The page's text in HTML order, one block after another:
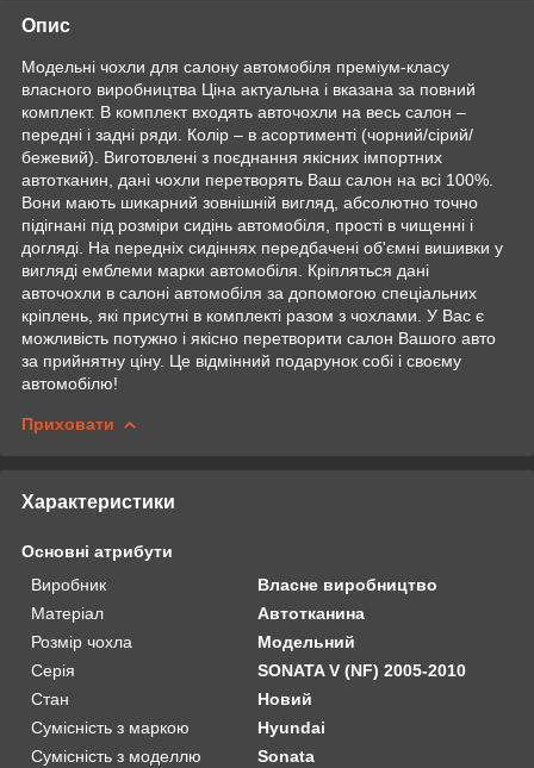
Опис
Модельні чохли для салону автомобіля преміум-класу
власного виробництва Ціна актуальна і вказана за повний
комплект. В комплект входять авточохли на весь салон –
передні і задні ряди. Колір – в асортименті (чорний/сірий/
бежевий). Виготовлені з поєднання якісних імпортних
автотканин, дані чохли перетворять Ваш салон на всі 100%.
Вони мають шикарний зовнішній вигляд, абсолютно точно
підігнані під розміри сидінь автомобіля, прості в чищенні і
догляді. На передніх сидіннях передбачені об'ємні вишивки у
вигляді емблеми марки автомобіля. Кріпляться дані
авточохли в салоні автомобіля за допомогою спеціальних
кріплень, які присутні в комплекті разом з чохлами. У Вас є
можливість потужно і якісно перетворити салон Вашого авто
за прийнятну ціну. Це відмінний подарунок собі і своєму
автомобілю!
Приховати
Характеристики
Основні атрибути
Виробник
Власне виробництво
Матеріал
Автотканина
Розмір чохла
Модельний
Серія
SONATA V (NF) 2005-2010
Стан
Новий
Сумісність з маркою
Hyundai
Сумісність з моделлю
Sonata